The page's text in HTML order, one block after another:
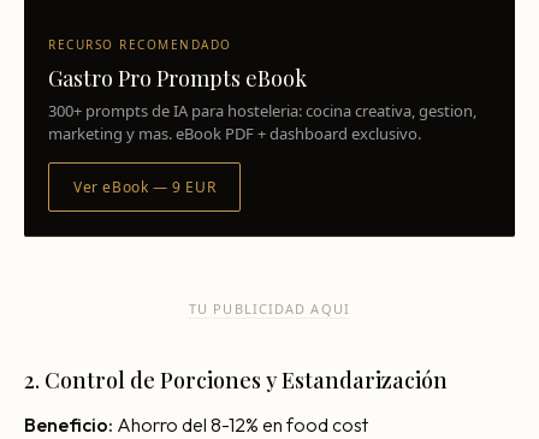
RECURSO RECOMENDADO
Gastro Pro Prompts eBook
300+ prompts de IA para hosteleria: cocina creativa, gestion,
marketing y mas. eBook PDF + dashboard exclusivo.
Ver eBook — 9 EUR
TU PUBLICIDAD AQUI
2. Control de Porciones y Estandarización
Beneficio: Ahorro del 8-12% en food cost